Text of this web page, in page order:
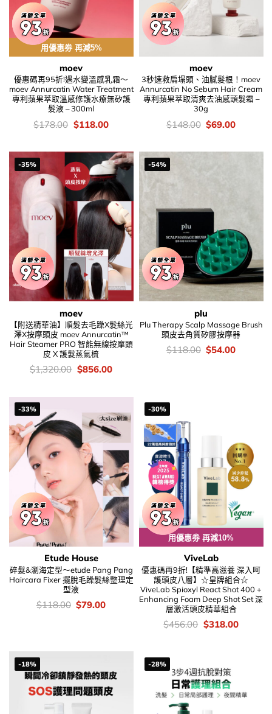
用優惠劵 再減5%
moev
優惠碼再95折!遇水變溫感乳霜～
moev Annurcatin Water Treatment
專利蘋果萃取溫感修護水療無矽護
髮液 – 300ml
價
錢：
$178.00 Original
price
$178.00.
$118.00Current
$118.00.
moev
3秒速救扁塌頭、油膩髮根！moev
Annurcatin No Sebum Hair Cream
專利蘋果萃取清爽去油感頭髮霜 –
30g
價
錢：
$148.00 Original
price
$148.00.
$69.00Current
$69.00.
-35%
moev
【附送精華油】順髮去毛躁X髮絲光
澤X按摩頭皮 moev Annurcatin™
Hair Steamer PRO 智能無線按摩頭
皮 X 護髮蒸氣梳
價
$1,320.00 Original
$1,320.00.
$856.00Current
$856.00.
-54%
plu
Plu Therapy Scalp Massage Brush
頭皮去角質矽膠按摩器
價
$118.00 Original
$54.00Current
-33%
Etude House
碎髮&瀏海定型～etude Pang Pang
Haircara Fixer 擺脫毛躁髮絲整理定
型液
價
錢：
$118.00 Original
price
$79.00Current
-30%
用優惠劵 再減10%
ViveLab
優惠碼再9折!【精準高滋養 深入呵
護頭皮八層】☆皇牌組合☆
ViveLab Spioxyl React Shot 400 +
Enhancing Foam Deep Shot Set 深
層激活頭皮精華組合
價
錢：
$456.00 Original
price
$318.00Current
-18% -28%